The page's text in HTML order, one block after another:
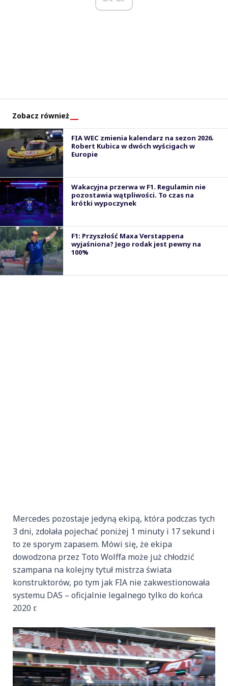
Zobacz również
FIA WEC zmienia kalendarz na sezon 2026.
Robert Kubica w dwóch wyścigach w
Europie
Wakacyjna przerwa w F1. Regulamin nie
pozostawia wątpliwości. To czas na
krótki wypoczynek
F1: Przyszłość Maxa Verstappena
wyjaśniona? Jego rodak jest pewny na
100%
Mercedes pozostaje jedyną ekipą, która podczas tych
3 dni, zdołała pojechać poniżej 1 minuty i 17 sekund i
to ze sporym zapasem. Mówi się, że ekipa
dowodzona przez Toto Wolffa może już chłodzić
szampana na kolejny tytuł mistrza świata
konstruktorów, po tym jak FIA nie zakwestionowała
systemu DAS – oficjalnie legalnego tylko do końca
2020 r.